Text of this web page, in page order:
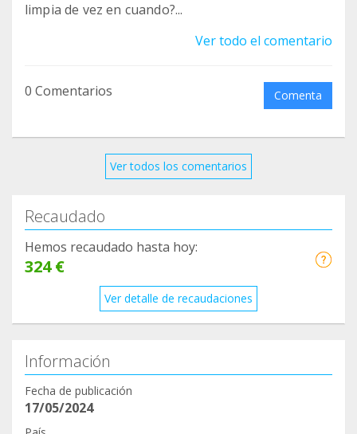
limpia de vez en cuando?...
Ver todo el comentario
0 Comentarios Comenta
Ver todos los comentarios
Recaudado
Hemos recaudado hasta hoy:
324 €
Ver detalle de recaudaciones
Información
Fecha de publicación
17/05/2024